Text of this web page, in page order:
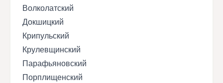
Волколатский
Докшицкий
Крипульский
Крулевщинский
Парафьяновский
Порплищенский